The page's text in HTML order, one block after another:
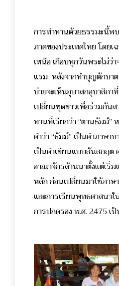
การทำทานด้วยธรรมะนี้พ
ภาคของประเทศไทย โดยเ
เหนือ เกือบทุกวันพระไม่ว่
แรม หลังจากทำบุญตักบาต
บ่ายจะเห็นอุบาสกอุบาสิกา
เปลี่ยนชุดขาวเพื่อร่วมกัน
ทานที่เรียกว่า “ตานธัมม์”
คำว่า “ธัมม์” เป็นคำภาษา
เป็นคำเขียนแบบสันสกฤต
อาณาจักรล้านนาตั้งแต่เริ่
หลัก ก่อนเปลี่ยนมาใช้ภาษ
และการเรียนพุทธศาสนา
การปกครอง พ.ศ. 2475 เ